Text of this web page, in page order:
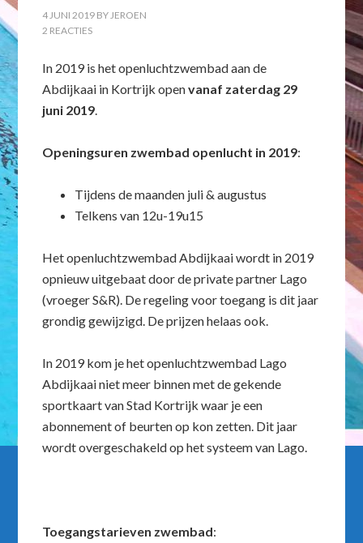
4 JUNI 2019 BYJEROEN
2 REACTIES
In 2019 is het openluchtzwembad aan de
Abdijkaai in Kortrijk openvanaf zaterdag 29
juni 2019.
Openingsuren zwembad openlucht in 2019:
Tijdens de maanden juli & augustus
Telkens van 12u-19u15
Het openluchtzwembad Abdijkaai wordt in 2019
opnieuw uitgebaat door de private partner Lago
(vroeger S&R). De regeling voor toegang is dit jaar
grondig gewijzigd. De prijzen helaas ook.
In 2019 kom je het openluchtzwembad Lago
Abdijkaai niet meer binnen met de gekende
sportkaart van Stad Kortrijk waar je een
abonnement of beurten op kon zetten. Dit jaar
wordt overgeschakeld op het systeem van Lago.
Toegangstarieven zwembad: